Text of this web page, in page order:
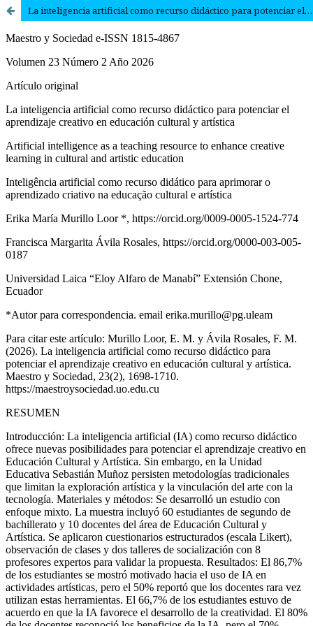
La inteligencia artificial como recurso didáctico para potenciar el aprendizaje creativo en educación cultural y artística